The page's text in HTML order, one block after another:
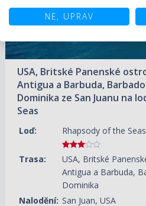
USA, Britské Panenské
Antigua a Barbuda,
Dominika ze San Juanu na
Seas
Loď: Rhapsody of the Seas
Trasa:
USA, Britské
Antigua a Barbuda,
Dominika
Nalodění: San Juan, USA
NE, UPRAV